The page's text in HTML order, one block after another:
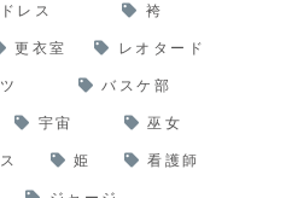
レス 袴
更衣室 レオタード
バスケ部
宇宙 巫女
姫 看護師